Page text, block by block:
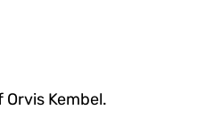
Kembel.